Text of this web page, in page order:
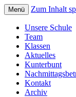
Menü Zum Inhalt
Unsere Schule
Team
Klassen
Aktuelles
Kunterbunt
Kontakt
Archiv